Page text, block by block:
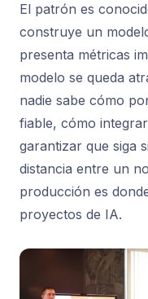
El patrón es
construye un
presenta métricas
modelo se queda
nadie sabe cómo
fiable, cómo
garantizar que siga
distancia entre un
producción es
proyectos de IA.